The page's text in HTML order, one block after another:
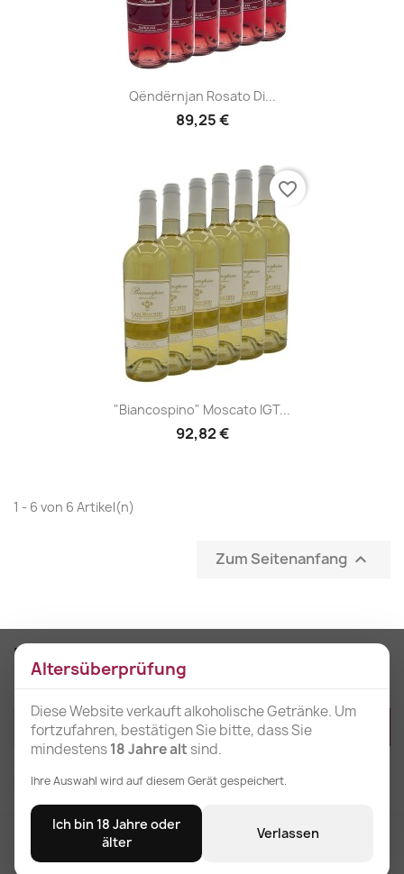
Qëndërnjan Rosato Di...
89,25 €
"Biancospino" Moscato IGT...
92,82 €
favorite_border
1 - 6 von 6 Artikel(n)
Zum Seitenanfang 
Altersüberprüfung
Diese Website verkauft alkoholische Getränke. Um
fortzufahren, bestätigen Sie bitte, dass Sie
mindestens18 Jahre alt sind.
Ihre Auswahl wird auf diesem Gerät gespeichert.
Ich bin 18 Jahre oder
älter
Verlassen
Erhalten Sie unsere Neuigkeiten und
Sonderangebote
Kontaktinformationen finden Sie u. a. in der Datenschutzerklärung.
Kostenloser Versand
für Bestellungen über 3 Einheiten